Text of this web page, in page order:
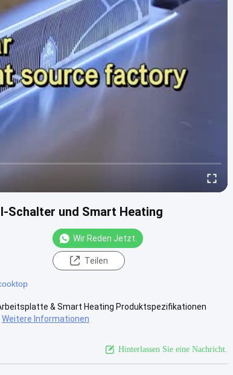
Schalter und Smart Heating
Wir Reden Jetzt.
Teilen
& Smart Heating Produktspezifikationen
Weitere Informationen
Hinterlassen Sie eine Nachricht.